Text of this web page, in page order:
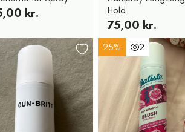
kr.
Hold
75,00 kr.
25% 2